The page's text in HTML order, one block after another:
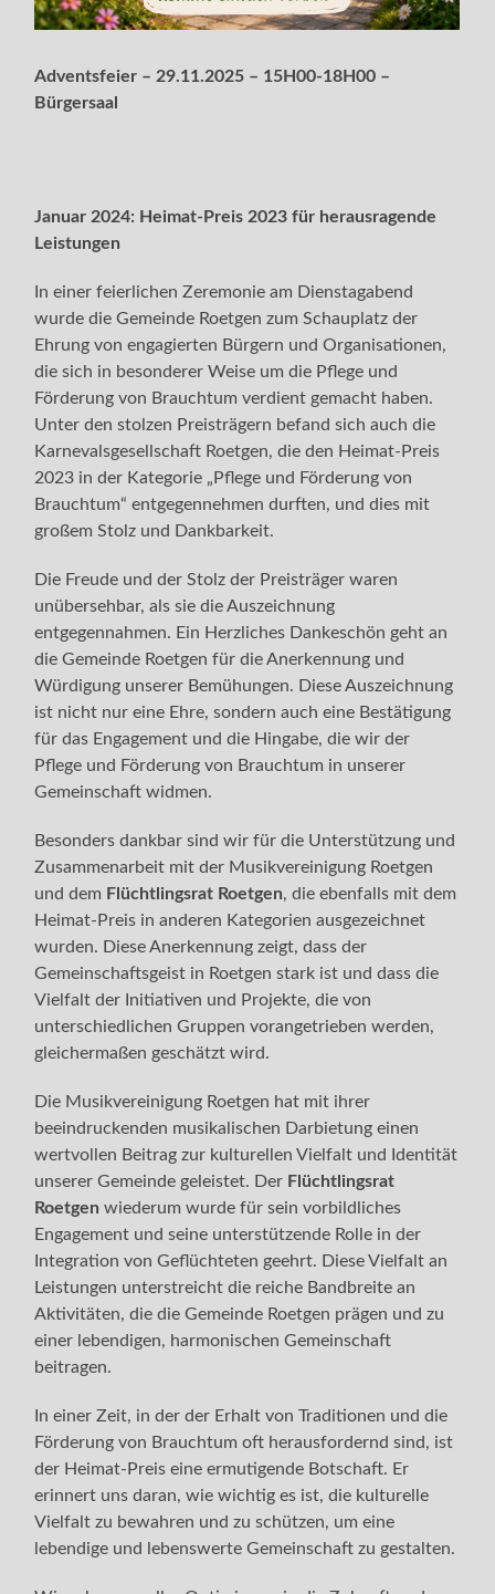
Adventsfeier – 29.11.2025 – 15H00-18H00 –
Bürgersaal
Januar 2024: Heimat-Preis 2023 für herausragende
Leistungen
In einer feierlichen Zeremonie am Dienstagabend
wurde die Gemeinde Roetgen zum Schauplatz der
Ehrung von engagierten Bürgern und Organisationen,
die sich in besonderer Weise um die Pflege und
Förderung von Brauchtum verdient gemacht haben.
Unter den stolzen Preisträgern befand sich auch die
Karnevalsgesellschaft Roetgen, die den Heimat-Preis
2023 in der Kategorie „Pflege und Förderung von
Brauchtum“ entgegennehmen durften, und dies mit
großem Stolz und Dankbarkeit.
Die Freude und der Stolz der Preisträger waren
unübersehbar, als sie die Auszeichnung
entgegennahmen. Ein Herzliches Dankeschön geht an
die Gemeinde Roetgen für die Anerkennung und
Würdigung unserer Bemühungen. Diese Auszeichnung
ist nicht nur eine Ehre, sondern auch eine Bestätigung
für das Engagement und die Hingabe, die wir der
Pflege und Förderung von Brauchtum in unserer
Gemeinschaft widmen.
Besonders dankbar sind wir für die Unterstützung und
Zusammenarbeit mit der Musikvereinigung Roetgen
und dem Flüchtlingsrat Roetgen, die ebenfalls mit dem
Heimat-Preis in anderen Kategorien ausgezeichnet
wurden. Diese Anerkennung zeigt, dass der
Gemeinschaftsgeist in Roetgen stark ist und dass die
Vielfalt der Initiativen und Projekte, die von
unterschiedlichen Gruppen vorangetrieben werden,
gleichermaßen geschätzt wird.
Die Musikvereinigung Roetgen hat mit ihrer
beeindruckenden musikalischen Darbietung einen
wertvollen Beitrag zur kulturellen Vielfalt und Identität
unserer Gemeinde geleistet. Der Flüchtlingsrat
Roetgen wiederum wurde für sein vorbildliches
Engagement und seine unterstützende Rolle in der
Integration von Geflüchteten geehrt. Diese Vielfalt an
Leistungen unterstreicht die reiche Bandbreite an
Aktivitäten, die die Gemeinde Roetgen prägen und zu
einer lebendigen, harmonischen Gemeinschaft
beitragen.
In einer Zeit, in der der Erhalt von Traditionen und die
Förderung von Brauchtum oft herausfordernd sind, ist
der Heimat-Preis eine ermutigende Botschaft. Er
erinnert uns daran, wie wichtig es ist, die kulturelle
Vielfalt zu bewahren und zu schützen, um eine
lebendige und lebenswerte Gemeinschaft zu gestalten.